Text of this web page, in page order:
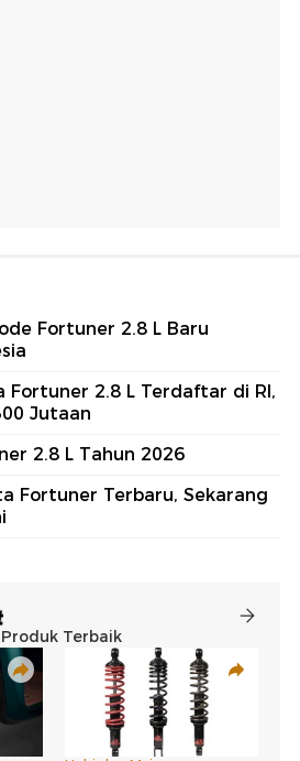
Fortuner 2.8 L Baru
Fortuner 2.8 L Terdaftar di RI,
Jutaan
2.8 L Tahun 2026
Fortuner Terbaru, Sekarang